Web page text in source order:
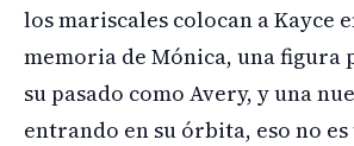
los mariscales colocan a Kayce
memoria de Mónica, una figura
su pasado como Avery, y una
entrando en su órbita, eso no